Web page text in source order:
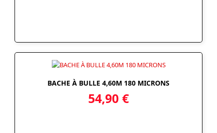
BACHE À BULLE 4,60M 180 MICRONS
54,90 €